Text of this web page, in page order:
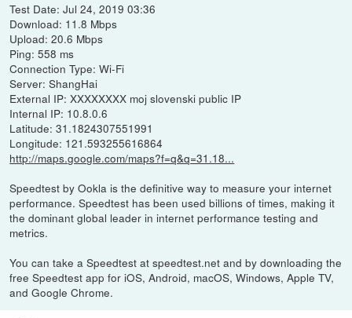
Test Date: Jul 24, 2019 03:36
Download: 11.8 Mbps
Upload: 20.6 Mbps
Ping: 558 ms
Connection Type: Wi-Fi
Server: ShangHai
External IP: XXXXXXXX moj slovenski public IP
Internal IP: 10.8.0.6
Latitude: 31.1824307551991
Longitude: 121.593255616864
http://maps.google.com/maps?f=q&q=31.18...
Speedtest by Ookla is the definitive way to measure your internet
performance. Speedtest has been used billions of times, making it
the dominant global leader in internet performance testing and
metrics.
You can take a Speedtest at speedtest.net and by downloading the
free Speedtest app for iOS, Android, macOS, Windows, Apple TV,
and Google Chrome.